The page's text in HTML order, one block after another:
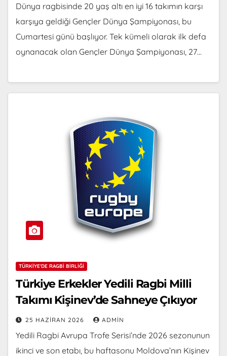
Dünya ragbisinde 20 yaş altı en iyi 16 takımın karşı
karşıya geldiği Gençler Dünya Şampiyonası, bu
Cumartesi günü başlıyor. Tek kümeli olarak ilk defa
oynanacak olan Gençler Dünya Şampiyonası, 27…
TÜRKIYE'DE RAGBI BIRLIĞI
Türkiye Erkekler Yedili Ragbi Milli
Takımı Kişinev’de Sahneye Çıkıyor
25 HAZIRAN 2026 ADMIN
Yedili Ragbi Avrupa Trofe Serisi’nde 2026 sezonunun
ikinci ve son etabı, bu haftasonu Moldova’nın Kişinev